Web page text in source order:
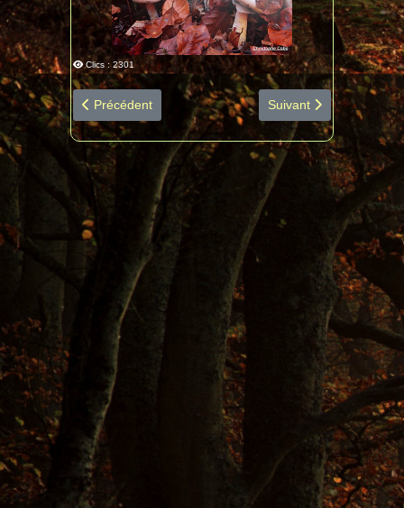
Clics : 2301
Article précédent : 2023-12-18 Puydarrieux diapo
Précédent Article suivant : 2023-
Suivant